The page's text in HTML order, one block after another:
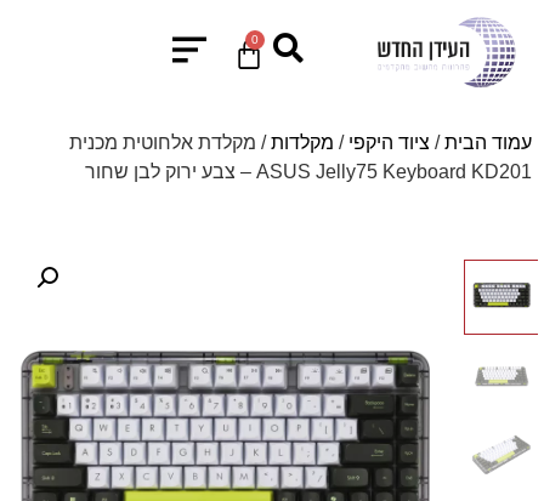
0
עמוד הבית/ ציוד היקפי / מקלדות/ מקלדת אלחוטית מכנית
ASUS Jelly75 Keyboard KD201 – צבע ירוק לבן שחור